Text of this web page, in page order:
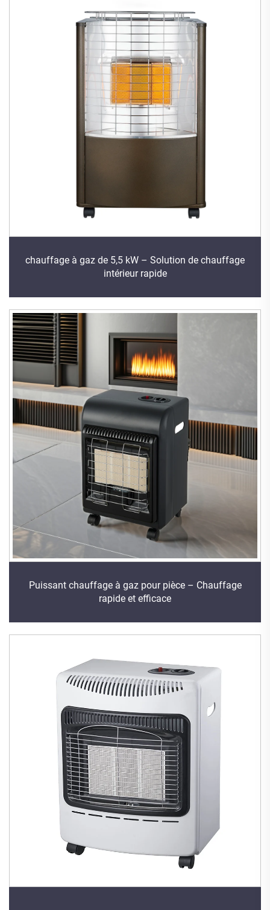
chauffage à gaz de 5,5 kW – Solution de chauffage
intérieur rapide
Puissant chauffage à gaz pour pièce – Chauffage
rapide et efficace